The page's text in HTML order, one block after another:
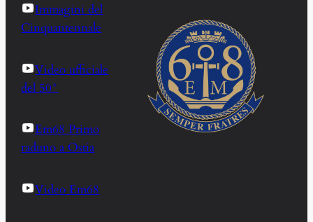
Immagini del
Cinquantennale
Video ufficiale
del 50°
Em68 Primo
raduno a Ostia
Video Em68